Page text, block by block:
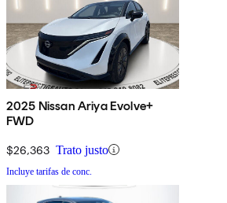
2025 Nissan Ariya Evolve+
FWD
$26,363 Trato justo
Incluye tarifas de conc.